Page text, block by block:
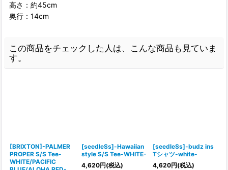
高さ：約45cm
奥行：14cm
この商品をチェックした人は、こんな商品も見ていま
す。
[BRIXTON]-PALMER
PROPER S/S Tee-
WHITE/PACIFIC
[seedleSs]-Hawaiian
style S/S Tee-WHITE-
4,620円(税込)
[seedleSs]-budz ins
Tシャツ-white-
4,620円(税込)